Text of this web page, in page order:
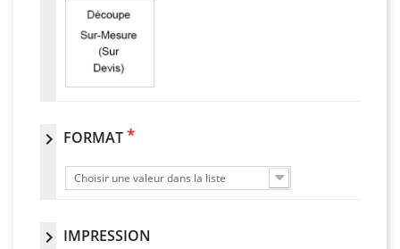
chevron_right FORMAT*
Choisir une valeur dans la liste
chevron_right IMPRESSION